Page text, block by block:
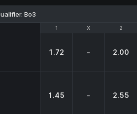
Bo3
1 X 2
1 X 2
1.72 - 2.00
1.45 - 2.55